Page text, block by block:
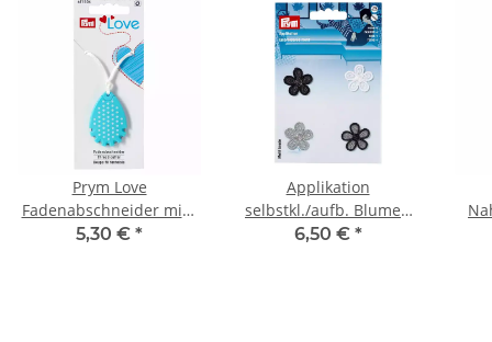
Prym Love
Fadenabschneider mint
611504
5,30 € *
Applikation
selbstkl./aufb. Blumen
schwarz/hellgrau
6,50 € *